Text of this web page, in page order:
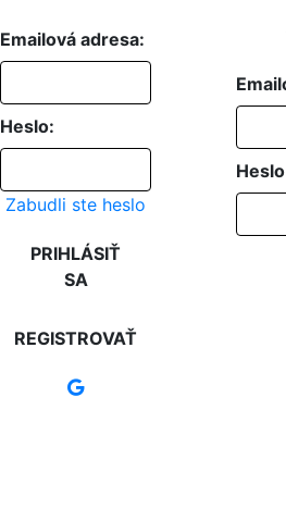
Emailová adresa:
Heslo:
Zabudli ste heslo
PRIHLÁSIŤ
SA
REGISTROVAŤ